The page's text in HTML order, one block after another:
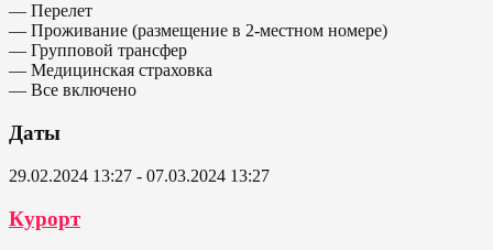
— Перелет
— Проживание (размещение в 2-местном номере)
— Групповой трансфер
— Медицинская страховка
— Все включено
Даты
29.02.2024 13:27 - 07.03.2024 13:27
Курорт